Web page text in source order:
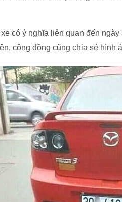
có ý nghĩa liên quan đến
cộng đồng cũng chia sẻ hình